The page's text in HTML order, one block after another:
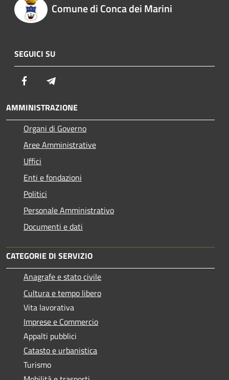
Comune di Conca dei Marini
SEGUICI SU
Facebook
AMMINISTRAZIONE
Organi di Governo
Aree Amministrative
Uffici
Enti e fondazioni
Politici
Personale Amministrativo
Documenti e dati
CATEGORIE DI SERVIZIO
Anagrafe e stato civile
Cultura e tempo libero
Vita lavorativa
Imprese e Commercio
Appalti pubblici
Catasto e urbanistica
Turismo